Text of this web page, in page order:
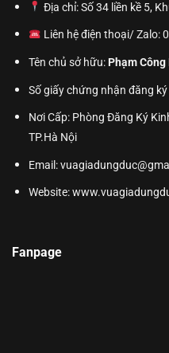
Địa chỉ: Số 34 liền kề 5,
Liên hệ điện thoại/ Zalo:
Tên chủ sở hữu:Phạm Công
Số giấy chứng nhận đăng
Nơi Cấp: Phòng Đăng Ký
TP.Hà Nội
Email:
Website:
Fanpage